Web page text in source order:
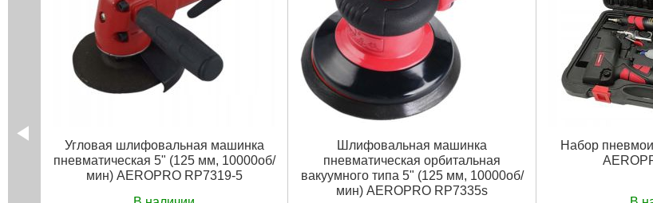
Угловая шлифовальная машинка
пневматическая 5" (125 мм, 10000об/
мин) AEROPRO RP7319-5
Шлифовальная машинка
пневматическая орбитальная
вакуумного типа 5" (125 мм, 10000об/
мин) AEROPRO RP7335s
Набор